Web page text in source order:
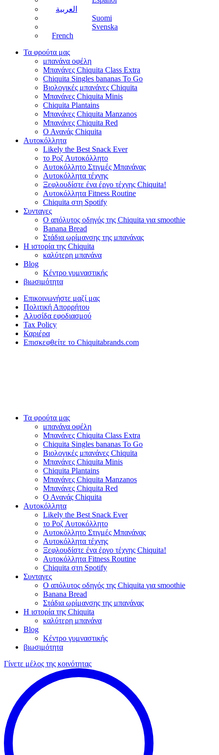
العربية
Suomi
Svenska
French
Τα φρούτα μας
μπανάνα οφέλη
Μπανάνες Chiquita Class Extra
Chiquita Singles bananas To Go
Βιολογικές μπανάνες Chiquita
Μπανάνες Chiquita Minis
Chiquita Plantains
Μπανάνες Chiquita Manzanos
Μπανάνες Chiquita Red
Ο Ανανάς Chiquita
Αυτοκόλλητα
Likely the Best Snack Ever
το Ροζ Αυτοκόλλητο
Αυτοκόλλητο Στιγμές Μπανάνας
Αυτοκόλλητα τέχνης
Ξεφλουδίστε ένα έργο τέχνης Chiquita!
Αυτοκόλλητα Fitness Routine
Chiquita στη Spotify
Συνταγες
Ο απόλυτος οδηγός της Chiquita για smoothie
Banana Bread
Στάδια ωρίμανσης της μπανάνας
Η ιστορία της Chiquita
καλύτερη μπανάνα
Blog
Κέντρο γυμναστικής
βιωσιμότητα
Επικοινωνήστε μαζί μας
Πολιτική Απορρήτου
Αλυσίδα εφοδιασμού
Tax Policy
Καριέρα
Επισκεφθείτε το Chiquitabrands.com
Τα φρούτα μας
μπανάνα οφέλη
Μπανάνες Chiquita Class Extra
Chiquita Singles bananas To Go
Βιολογικές μπανάνες Chiquita
Μπανάνες Chiquita Minis
Chiquita Plantains
Μπανάνες Chiquita Manzanos
Μπανάνες Chiquita Red
Ο Ανανάς Chiquita
Αυτοκόλλητα
Likely the Best Snack Ever
το Ροζ Αυτοκόλλητο
Αυτοκόλλητο Στιγμές Μπανάνας
Αυτοκόλλητα τέχνης
Ξεφλουδίστε ένα έργο τέχνης Chiquita!
Αυτοκόλλητα Fitness Routine
Chiquita στη Spotify
Συνταγες
Ο απόλυτος οδηγός της Chiquita για smoothie
Banana Bread
Στάδια ωρίμανσης της μπανάνας
Η ιστορία της Chiquita
καλύτερη μπανάνα
Blog
Κέντρο γυμναστικής
βιωσιμότητα
Γίνετε μέλος της κοινότητας